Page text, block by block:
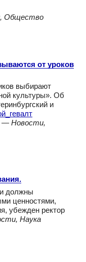
Общество
от уроков
выбирают
культуры». Об
и
— Новости,
должны
ценностями,
убежден ректор
Наука